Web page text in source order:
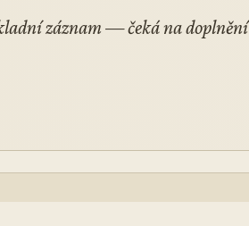
záznam — čeká na doplnění